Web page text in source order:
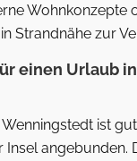
Wohnkonzepte
Strandnähe zur
einen Urlaub
ist
Insel angebunden.